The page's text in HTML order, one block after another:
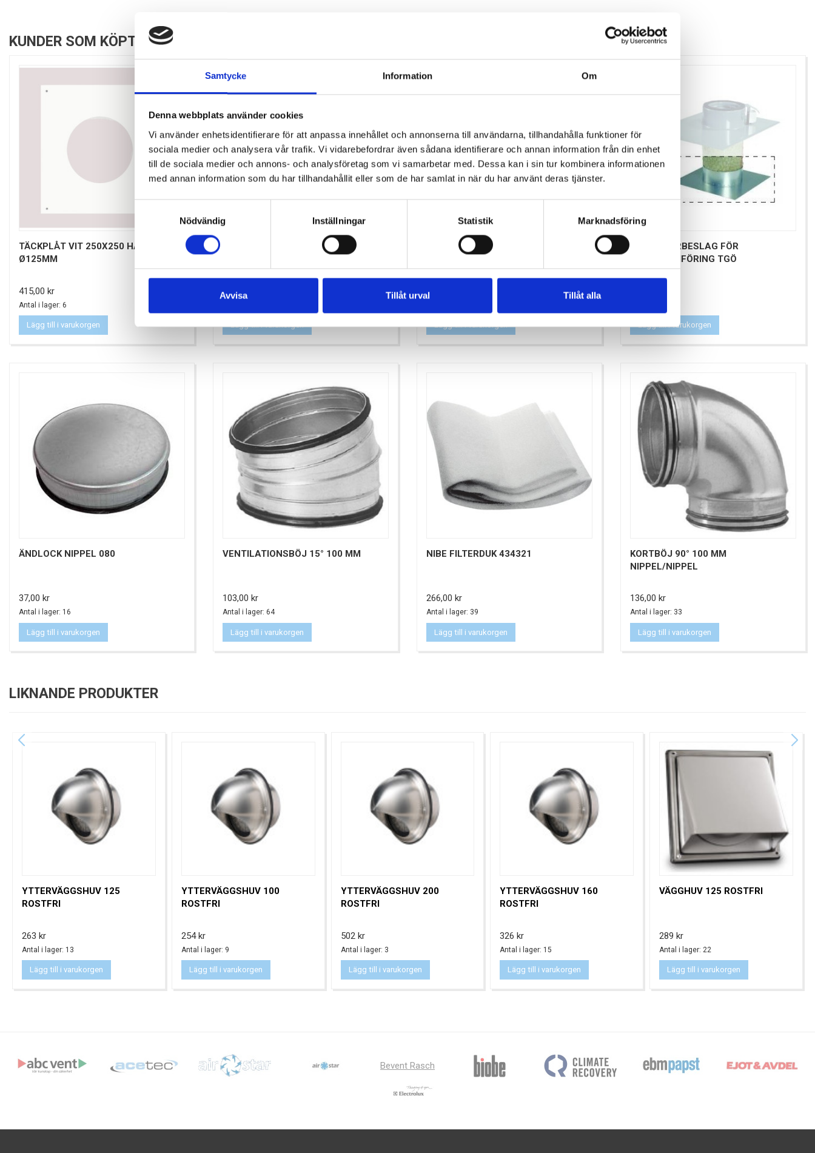
Samtycke Information Om
Denna webbplats använder cookies
Vi använder enhetsidentifierare för att anpassa innehållet och annonserna till användarna, tillhandahålla funktioner för
sociala medier och analysera vår trafik. Vi vidarebefordrar även sådana identifierare och annan information från din enhet
till de sociala medier och annons- och analysföretag som vi samarbetar med. Dessa kan i sin tur kombinera informationen
med annan information som du har tillhandahållit eller som de har samlat in när du har använt deras tjänster.
Nödvändig
Inställningar Statistik Marknadsföring
Avvisa Tillåt urval Tillåt alla
KUNDER SOM KÖPT DENNA PRODUKT KÖPTE OCKSÅ:
TÄCKPLÅT VIT 250X250 HÅL
Ø125MM
Pris
415,00 kr
Antal i lager: 6
Lägg till i varukorgen
Pris
150,00 kr
Lägg till i varukorgen
SKARVMUFF 080 MM
Pris
20,00 kr
Lägg till i varukorgen
TGU UNDERBESLAG FÖR
TAKGENOMFÖRING TGÖ
Lägg till i varukorgen
ÄNDLOCK NIPPEL 080
Pris
37,00 kr
Antal i lager: 16
Lägg till i varukorgen
VENTILATIONSBÖJ 15° 100 MM
Pris
103,00 kr
Antal i lager: 64
Lägg till i varukorgen
NIBE FILTERDUK 434321
Pris
266,00 kr
Antal i lager: 39
Lägg till i varukorgen
KORTBÖJ 90° 100 MM
NIPPEL/NIPPEL
Pris
136,00 kr
Antal i lager: 33
Lägg till i varukorgen
LIKNANDE PRODUKTER
YTTERVÄGGSHUV 125
ROSTFRI
Pris
263 kr
Antal i lager: 13
Lägg till i varukorgen
YTTERVÄGGSHUV 100
ROSTFRI
Pris
254 kr
Antal i lager: 9
Lägg till i varukorgen
YTTERVÄGGSHUV 200
ROSTFRI
Pris
502 kr
Antal i lager: 3
Lägg till i varukorgen
YTTERVÄGGSHUV 160
ROSTFRI
Pris
326 kr
Antal i lager: 15
Lägg till i varukorgen
VÄGGHUV 125 ROSTFRI
Pris
289 kr
Antal i lager: 22
Lägg till i varukorgen
Bevent Rasch